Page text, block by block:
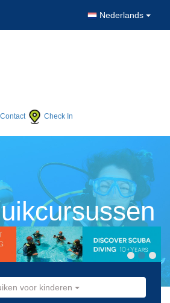
Nederlands
Contact Check In
voor kinderen